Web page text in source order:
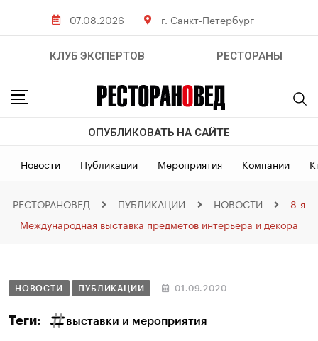
07.08.2026 г. Санкт-Петербург
КЛУБ ЭКСПЕРТОВ РЕСТОРАНЫ
ОПУБЛИКОВАТЬ НА САЙТЕ
Новости Публикации Мероприятия Компании
РЕСТОРАНОВЕД ПУБЛИКАЦИИ НОВОСТИ
8-я
Международная выставка предметов интерьера и декора
НОВОСТИ ПУБЛИКАЦИИ 01.09.2020
Теги: выставки и мероприятия